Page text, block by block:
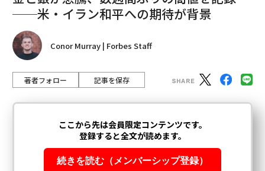
──米・イラン和平への期待が背景
Conor Murray | Forbes Staff
著者フォロー 記事を保存